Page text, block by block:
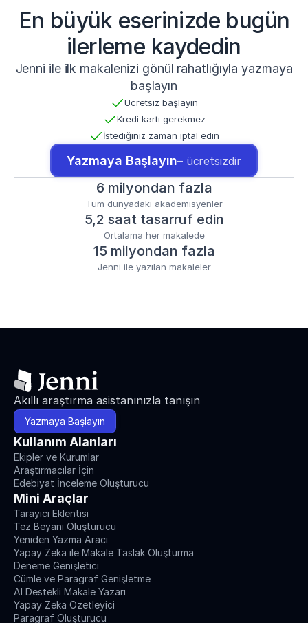
En büyük eserinizde bugün
ilerleme kaydedin
Jenni ile ilk makalenizi gönül rahatlığıyla yazmaya
başlayın
Ücretsiz başlayın
Kredi kartı gerekmez
İstediğiniz zaman iptal edin
Yazmaya Başlayın– ücretsizdir
6 milyondan fazla
Tüm dünyadaki akademisyenler
5,2 saat tasarruf edin
Ortalama her makalede
15 milyondan fazla
Jenni ile yazılan makaleler
Akıllı araştırma asistanınızla tanışın
Yazmaya Başlayın
Kullanım Alanları
Ekipler ve Kurumlar
Araştırmacılar İçin
Edebiyat İnceleme Oluşturucu
Mini Araçlar
Tarayıcı Eklentisi
Tez Beyanı Oluşturucu
Yeniden Yazma Aracı
Yapay Zeka ile Makale Taslak Oluşturma
Deneme Genişletici
Cümle ve Paragraf Genişletme
AI Destekli Makale Yazarı
Yapay Zeka Özetleyici
Paragraf Oluşturucu